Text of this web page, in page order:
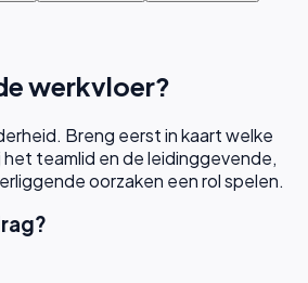
werkvloer?
Breng eerst in kaart welke
het teamlid en de leidinggevende,
oorzaken een rol spelen.